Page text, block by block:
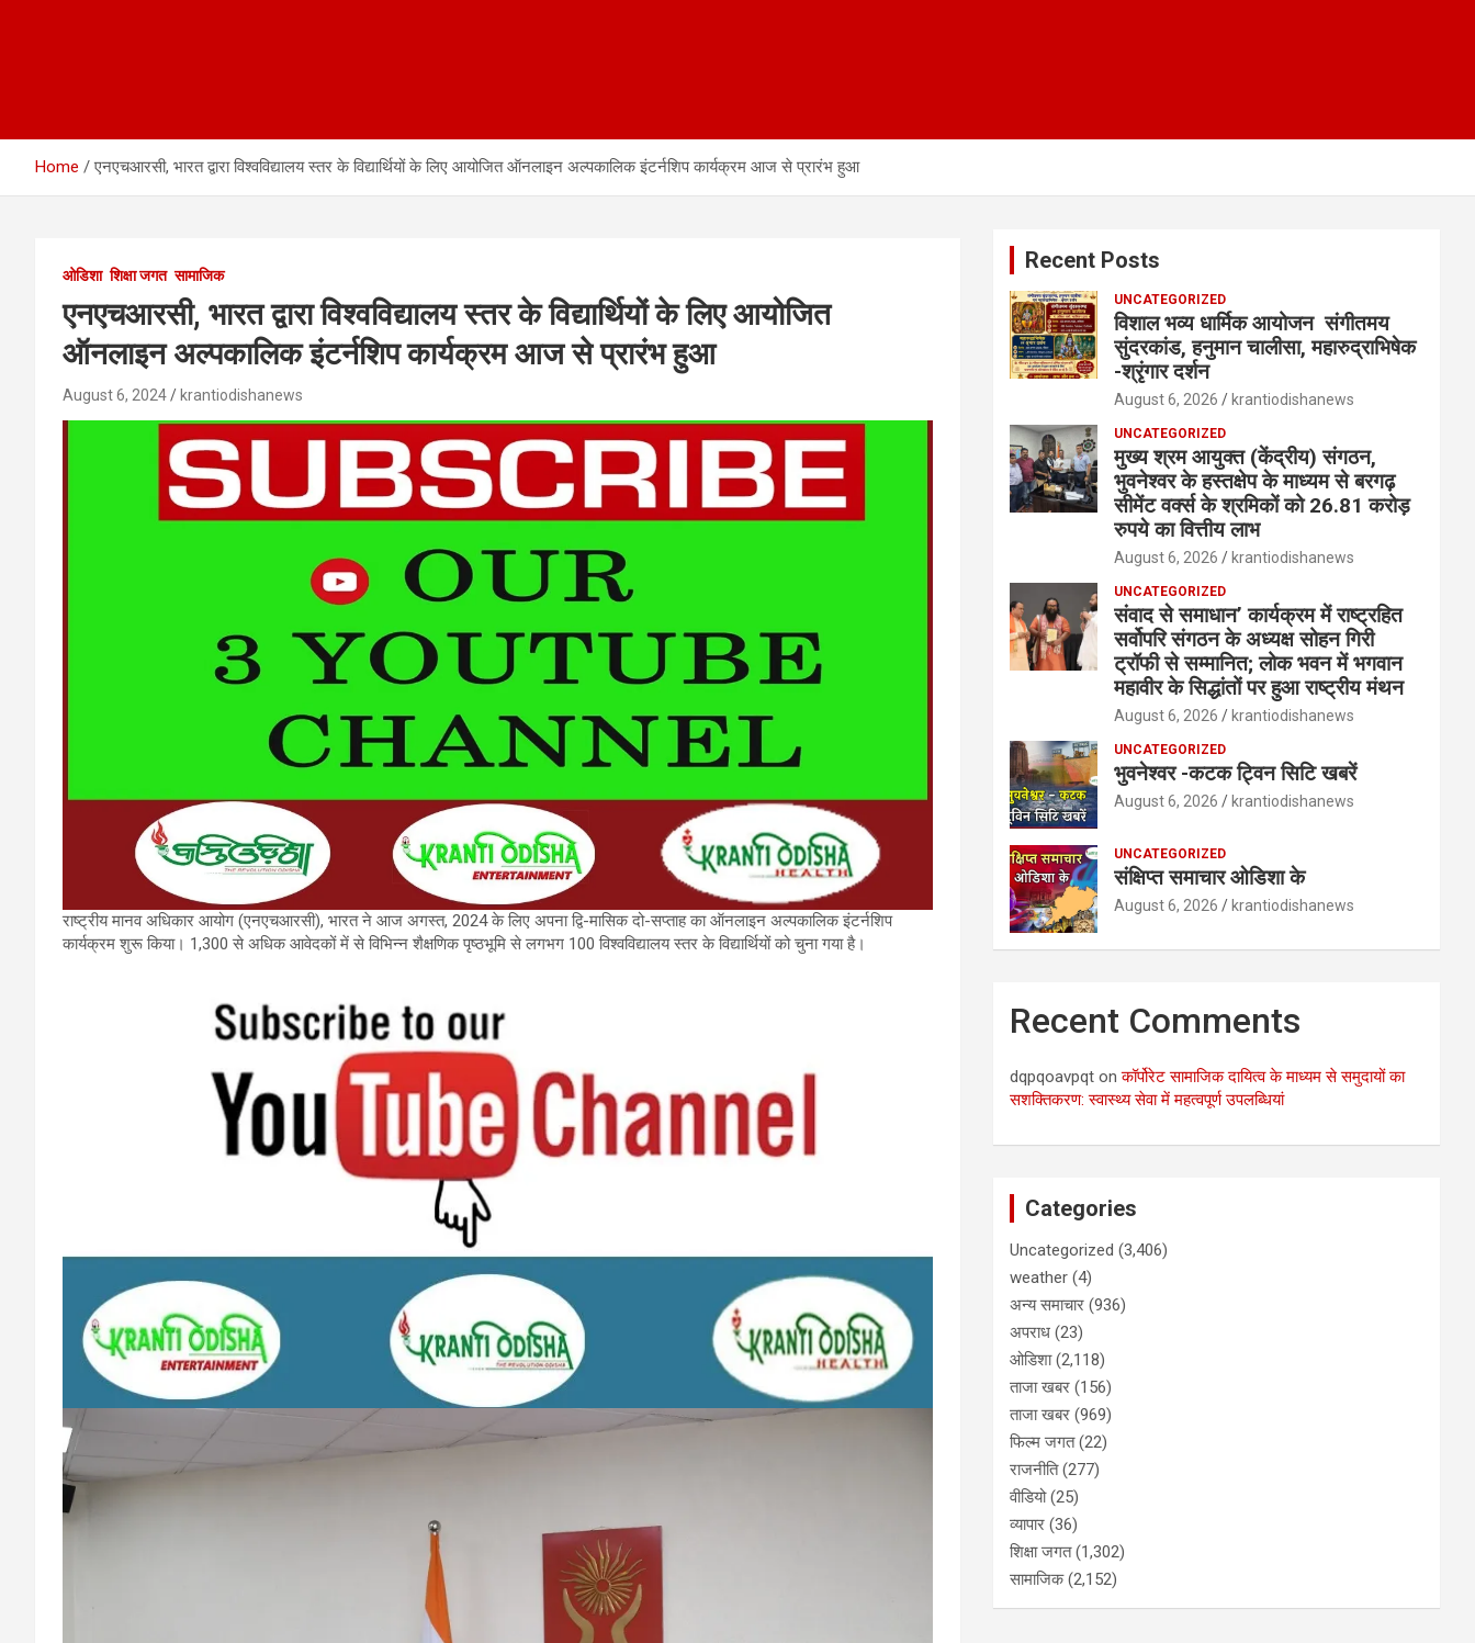
Home एनएचआरसी, भारत द्वारा विश्वविद्यालय स्तर के विद्यार्थियों के लिए आयोजित ऑनलाइन अल्पकालिक इंटर्नशिप कार्यक्रम आज से प्रारंभ हुआ
ओडिशा शिक्षा जगत सामाजिक
एनएचआरसी, भारत द्वारा विश्वविद्यालय स्तर के विद्यार्थियों के लिए आयोजित
ऑनलाइन अल्पकालिक इंटर्नशिप कार्यक्रम आज से प्रारंभ हुआ
August 6, 2024 krantiodishanews
राष्ट्रीय मानव अधिकार आयोग (एनएचआरसी), भारत ने आज अगस्त, 2024 के लिए अपना द्वि-मासिक दो-सप्ताह का ऑनलाइन अल्पकालिक इंटर्नशिप
कार्यक्रम शुरू किया। 1,300 से अधिक आवेदकों में से विभिन्न शैक्षणिक पृष्ठभूमि से लगभग 100 विश्वविद्यालय स्तर के विद्यार्थियों को चुना गया है।
Recent Posts
UNCATEGORIZED
विशाल भव्य धार्मिक आयोजन संगीतमय
सुंदरकांड, हनुमान चालीसा, महारुद्राभिषेक
-श्रृंगार दर्शन
August 6, 2026 krantiodishanews
UNCATEGORIZED
मुख्य श्रम आयुक्त (केंद्रीय) संगठन,
भुवनेश्वर के हस्तक्षेप के माध्यम से बरगढ़
सीमेंट वर्क्स के श्रमिकों को 26.81 करोड़
रुपये का वित्तीय लाभ
August 6, 2026 krantiodishanews
UNCATEGORIZED
संवाद से समाधान’ कार्यक्रम में राष्ट्रहित
सर्वोपरि संगठन के अध्यक्ष सोहन गिरी
ट्रॉफी से सम्मानित; लोक भवन में भगवान
महावीर के सिद्धांतों पर हुआ राष्ट्रीय मंथन
August 6, 2026 krantiodishanews
UNCATEGORIZED
भुवनेश्वर -कटक ट्विन सिटि खबरें
August 6, 2026 krantiodishanews
UNCATEGORIZED
संक्षिप्त समाचार ओडिशा के
August 6, 2026 krantiodishanews
Recent Comments
dqpqoavpqt onकॉर्पोरेट सामाजिक दायित्व के माध्यम से समुदायों का
सशक्तिकरण: स्वास्थ्य सेवा में महत्वपूर्ण उपलब्धियां
Categories
Uncategorized (3,406)
weather (4)
अन्य समाचार (936)
अपराध (23)
ओडिशा(2,118)
ताजा खबर (156)
ताजा खबर (969)
फिल्म जगत(22)
राजनीति(277)
वीडियो(25)
व्यापार (36)
शिक्षा जगत(1,302)
सामाजिक(2,152)